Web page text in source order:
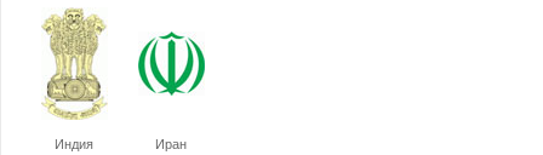
Индия Иран